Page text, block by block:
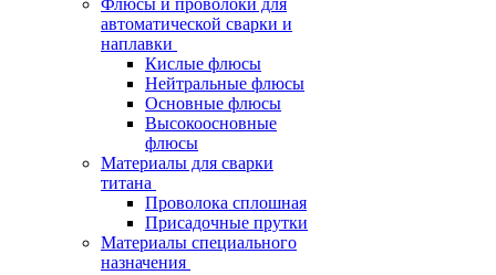
Флюсы и проволоки для
автоматической сварки и
наплавки
Кислые флюсы
Нейтральные флюсы
Основные флюсы
Высокоосновные
флюсы
Материалы для сварки
титана
Проволока сплошная
Присадочные прутки
Материалы специального
назначения